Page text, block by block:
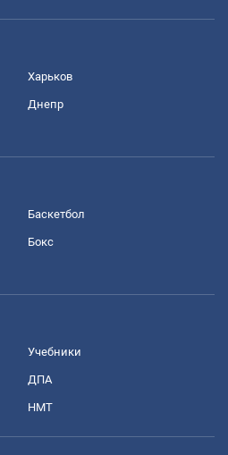
Харьков
Днепр
Баскетбол
Бокс
Учебники
ДПА
НМТ